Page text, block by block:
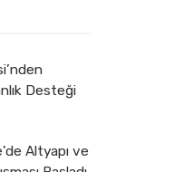
Desteği
Altyapı ve